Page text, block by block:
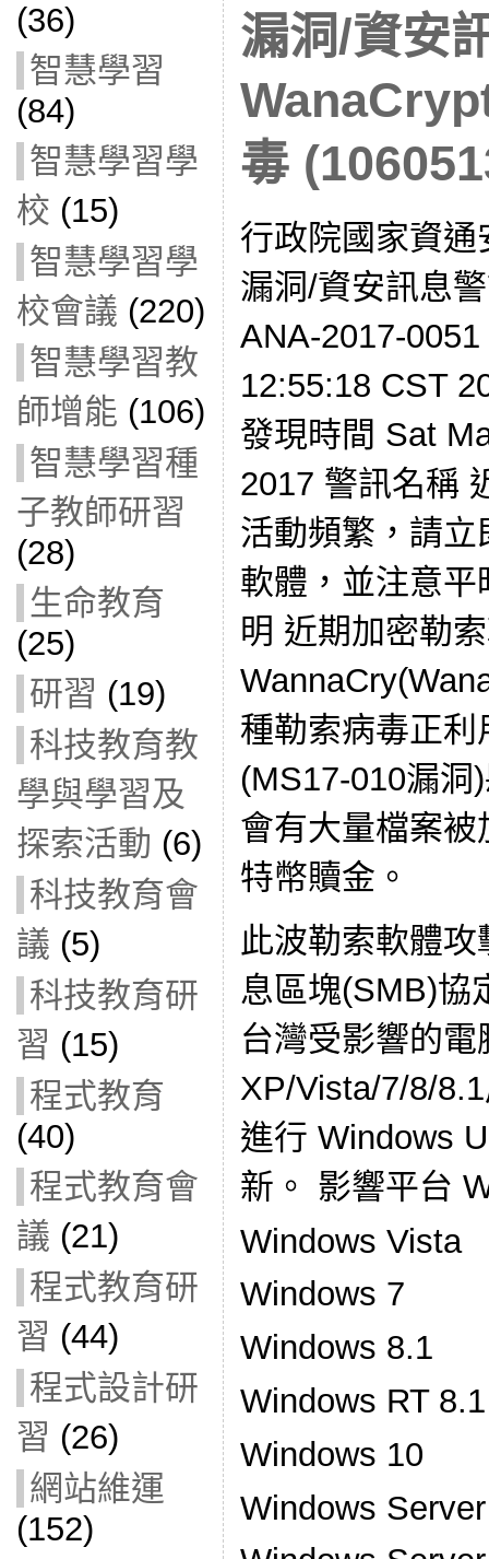
(36)
智慧學習
(84)
智慧學習學
校 (15)
智慧學習學
校會議 (220)
智慧學習教
師增能 (106)
智慧學習種
子教師研習
(28)
生命教育
(25)
研習 (19)
科技教育教
學與學習及
探索活動 (6)
科技教育會
議 (5)
科技教育研
習 (15)
程式教育
(40)
程式教育會
議 (21)
程式教育研
習 (44)
程式設計研
習 (26)
網站維運
(152)
漏洞/資安
毒
行政院國家資
漏洞/資安訊息
ANA-2017-
12:55:18 CST
發現時間 Sat
2017 警訊名稱
活動頻繁，請
軟體，並注意
明 近期加密勒
種勒索病毒正
(MS17-010漏洞
會有大量檔案
特幣贖金。
此波勒索軟體
息區塊(SMB)協
台灣受影響的
XP/Vista/7/8/
進行 Windows
新。 影響平台
Windows Vista
Windows 7
Windows 8.1
Windows RT 8.1
Windows 10
Windows